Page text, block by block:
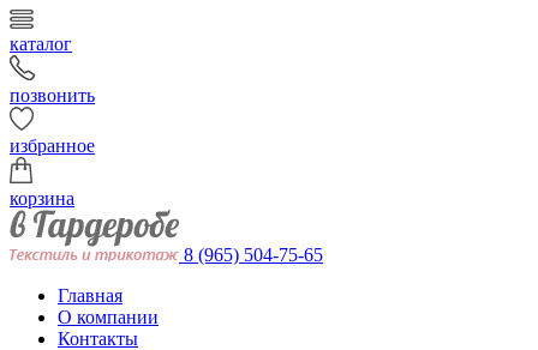
каталог
позвонить
избранное
корзина
8 (965) 504-75-65
Главная
О компании
Контакты